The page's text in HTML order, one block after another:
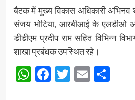
बैठक में मुख्य विकास अधिकारी अभिनव
संजय भोटिया, आरबीआई के एलडीओ
डीडीएम प्रदीप राम सहित विभिन्न
शाखा प्रबंधक उपस्थित रहे।
WhatsApp
Facebook
Twitter
Email